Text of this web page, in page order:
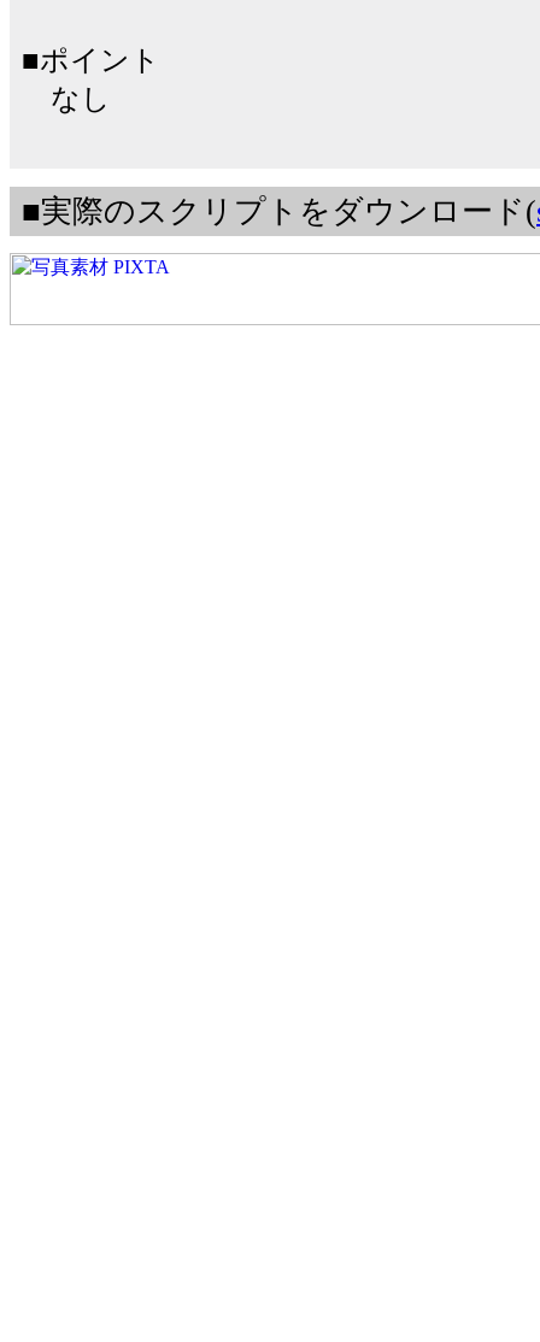
■ポイント
なし
■実際のスクリプトをダウンロード(